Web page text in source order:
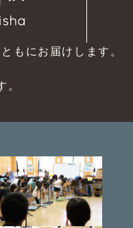
もにお届けします。
。